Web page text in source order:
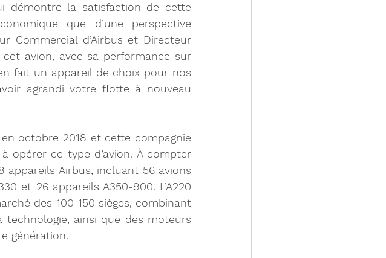
démontre la satisfaction de cette
que d’une perspective
Commercial d’Airbus et Directeur
avion, avec sa performance sur
fait un appareil de choix pour nos
agrandi votre flotte à nouveau
octobre 2018 et cette compagnie
opérer ce type d’avion. À compter
Airbus, incluant 56 avions
et 26 appareils A350-900. L’A220
des 100-150 sièges, combinant
ainsi que des moteurs
génération.